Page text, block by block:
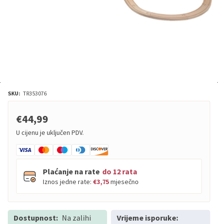
SKU: TR353076
€44,99
U cijenu je uključen PDV.
Plaćanje na rate do 12 rata
Iznos jedne rate: €3,75mjesečno
PBZ do12
Dostupnost: Na zalihi
Vrijeme isporuke: